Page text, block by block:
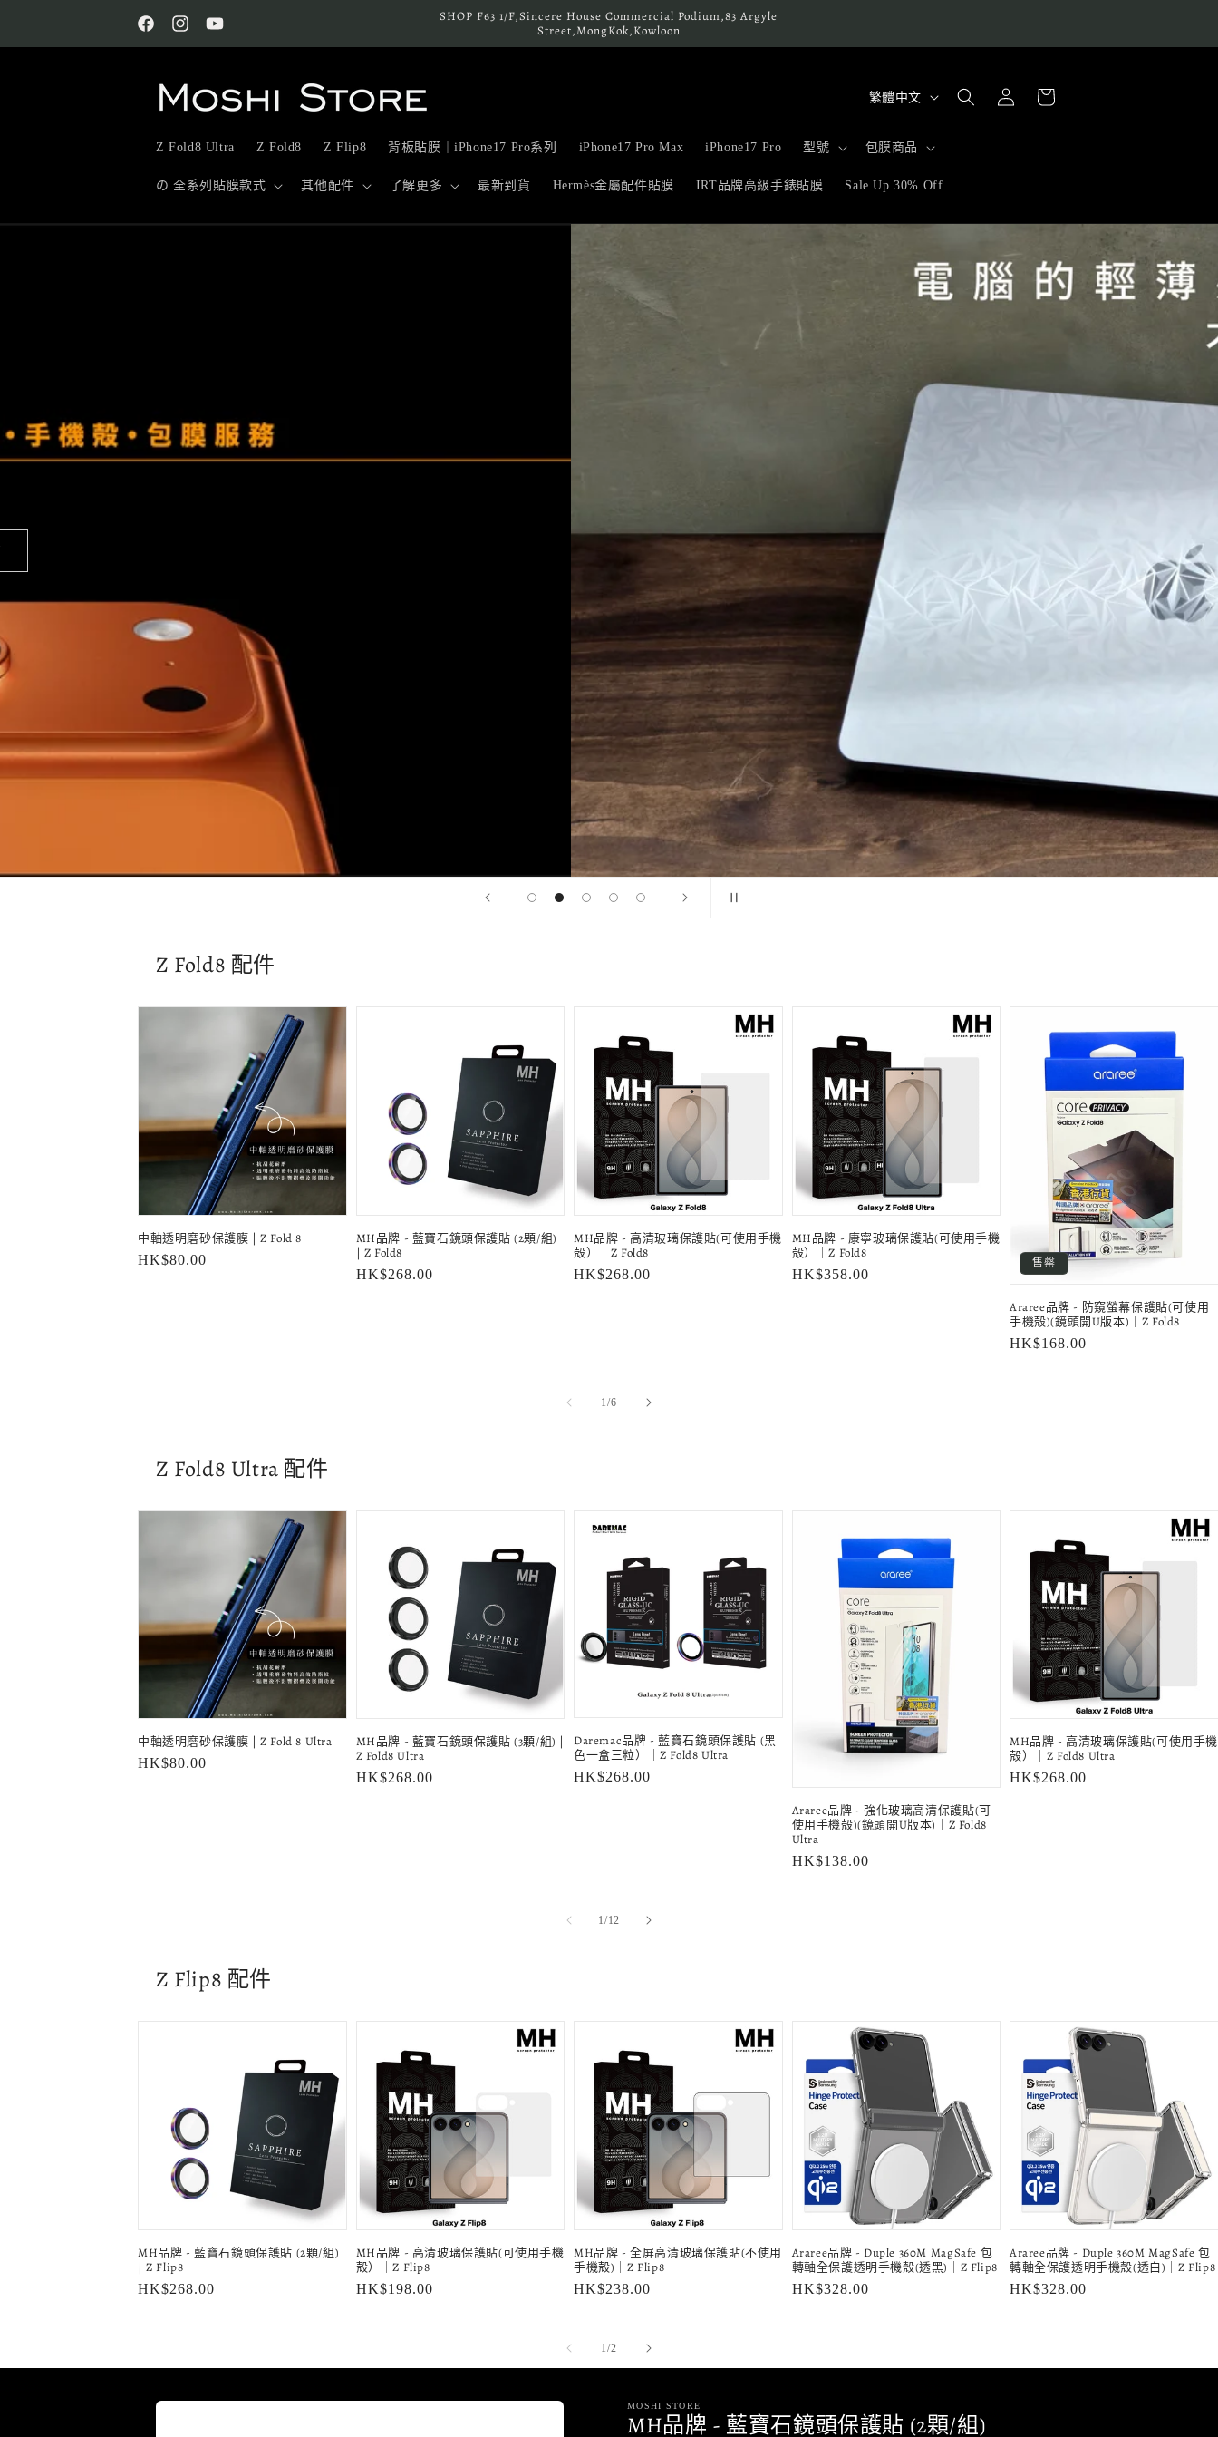
FacebookInstagramYouTube
SHOP F63 1/F,Sincere House Commercial Podium,83 Argyle
Street,MongKok,Kowloon
Z Fold8 Ultra Z Fold8 Z Flip8 背板貼膜｜iPhone17 Pro系列 iPhone17 Pro Max iPhone17 Pro 型號 包膜商品
の 全系列貼膜款式 其他配件 了解更多 最新到貨 Hermès金屬配件貼膜 IRT品牌高級手錶貼膜 Sale Up 30% Off
語
繁體中文
登
入
物
Z Fold8 配件
中軸透明磨砂保護膜 | Z Fold 8
定
HK$80.00
MH品牌 - 藍寶石鏡頭保護貼 (2顆/組)
| Z Fold8
定
HK$268.00
MH品牌 - 高清玻璃保護貼(可使用手機
殻）｜Z Fold8
定
HK$268.00
MH品牌 - 康寧玻璃保護貼(可使用手機
殻）｜Z Fold8
定
HK$358.00
售罄
Araree品牌 - 防窺螢幕保護貼(可使用
手機殻)(鏡頭開U版本)｜Z Fold8
定
HK$168.00
1//6
Z Fold8 Ultra 配件
中軸透明磨砂保護膜 | Z Fold 8 Ultra
定
HK$80.00
MH品牌 - 藍寶石鏡頭保護貼 (3顆/組) |
Z Fold8 Ultra
定
HK$268.00
Daremac品牌 - 藍寶石鏡頭保護貼 (黑
色一盒三粒）｜Z Fold8 Ultra
定
HK$268.00
Araree品牌 - 強化玻璃高清保護貼(可
使用手機殻)(鏡頭開U版本)｜Z Fold8
Ultra
定
HK$138.00
MH品牌 - 高清玻璃保護貼(可使用手機
殻）｜Z Fold8 Ultra
定
HK$268.00
1//12
Z Flip8 配件
MH品牌 - 藍寶石鏡頭保護貼 (2顆/組)
| Z Flip8
定
HK$268.00
MH品牌 - 高清玻璃保護貼(可使用手機
殻）｜Z Flip8
定
HK$198.00
MH品牌 - 全屏高清玻璃保護貼(不使用
手機殻)｜Z Flip8
定
HK$238.00
Araree品牌 - Duple 360M MagSafe 包
轉軸全保護透明手機殼(透黑)｜Z Flip8
定
HK$328.00
Araree品牌 - Duple 360M MagSafe 包
轉軸全保護透明手機殼(透白)｜Z Flip8
定
HK$328.00
1//2
MOSHI STORE
MH品牌 - 藍寶石鏡頭保護貼 (2顆/組)